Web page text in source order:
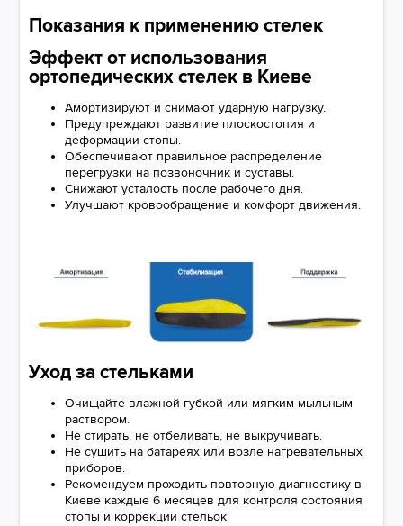
Показания к применению стелек
Эффект от использования
ортопедических стелек в Киеве
Амортизируют и снимают ударную нагрузку.
Предупреждают развитие плоскостопия и
деформации стопы.
Обеспечивают правильное распределение
перегрузки на позвоночник и суставы.
Снижают усталость после рабочего дня.
Улучшают кровообращение и комфорт движения.
Уход за стельками
Очищайте влажной губкой или мягким мыльным
раствором.
Не стирать, не отбеливать, не выкручивать.
Не сушить на батареях или возле нагревательных
приборов.
Рекомендуем проходить повторную диагностику в
Киеве каждые 6 месяцев для контроля состояния
стопы и коррекции стельок.